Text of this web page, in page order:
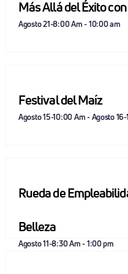
Más Allá del Éxito
Agosto 21-8:00 Am-10:00 am
Festival del Maíz
Agosto 15-10:00 Am-Agosto
Rueda de
Belleza
Agosto 11-8:30 Am-1:00 pm